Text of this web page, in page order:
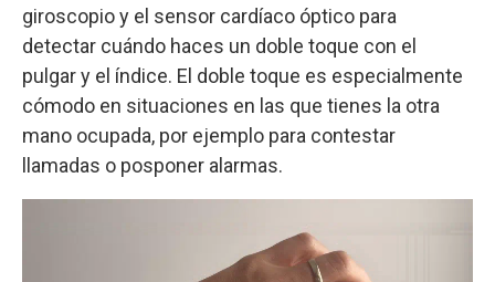
giroscopio y el sensor cardíaco óptico para
detectar cuándo haces un doble toque con el
pulgar y el índice. El doble toque es especialmente
cómodo en situaciones en las que tienes la otra
mano ocupada, por ejemplo para contestar
llamadas o posponer alarmas.